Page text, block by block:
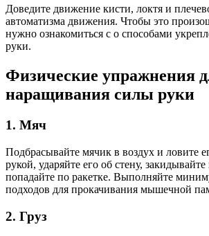
Доведите движение кисти, локтя и
автоматизма движения. Чтобы это
нужно ознакомиться с о способами
руки.
Физические упражнения
наращивания силы руки
1. Мяч
Подбрасывайте мячик в воздух и ловите
рукой, ударяйте его об стену, закидывайте
попадайте по ракетке. Выполняйте
подходов для прокачивания мышечной
2. Груз